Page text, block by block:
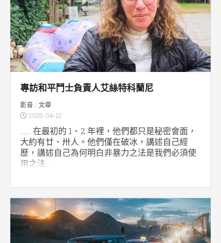
專訪和平鬥士負責人艾絲特科蘭尼
影音/文章
2025-04-12
…… 在最初的 1、2 年裡，他們都只是秘密會面，
大約有廿、卅人。他們僅在破冰，講述自己經
歷，講述自己為何明白非暴力之法是我們必須使
用之法……